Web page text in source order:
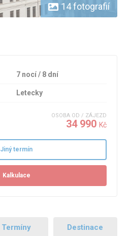
14 fotografií
7 nocí / 8 dní
Letecky
OSOBA OD / ZÁJEZD
34 990 Kč
Jiný termín
Kalkulace
Termíny Destinace